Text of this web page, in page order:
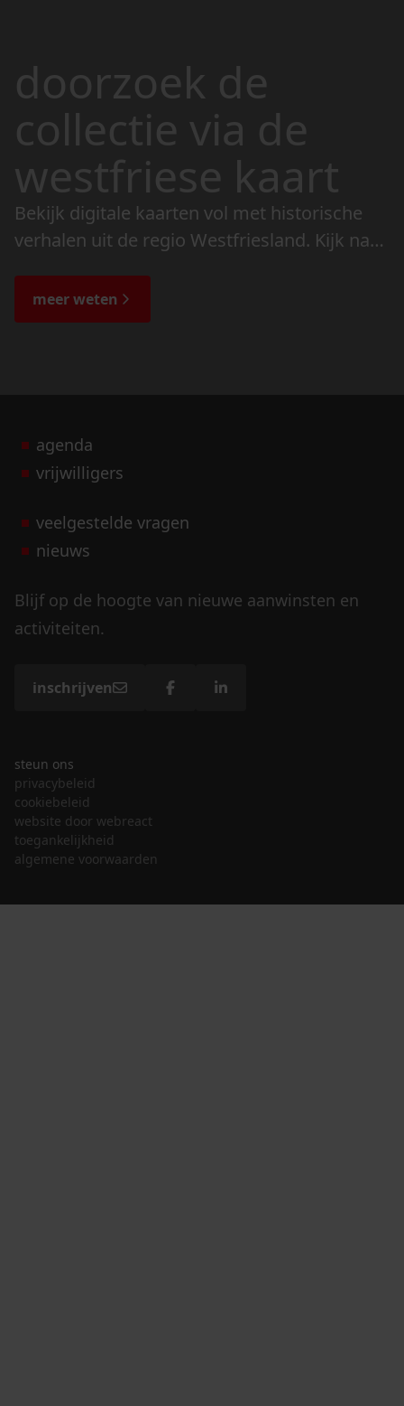
doorzoek de
collectie via de
westfriese kaart
Bekijk digitale kaarten vol met historische
verhalen uit de regio Westfriesland. Kijk naar
de bijzondere verhalen.
meer weten
agenda
vrijwilligers
veelgestelde vragen
nieuws
Blijf op de hoogte van nieuwe aanwinsten en
activiteiten.
inschrijven
steun ons
privacybeleid
cookiebeleid
website door webreact
toegankelijkheid
algemene voorwaarden